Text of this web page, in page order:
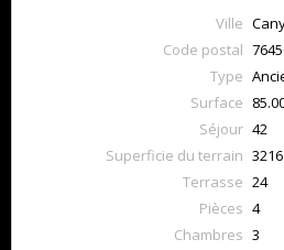
Ville
Code postal
Type
Surface
Séjour 42
Superficie du terrain
Terrasse 24
Pièces 4
Chambres 3